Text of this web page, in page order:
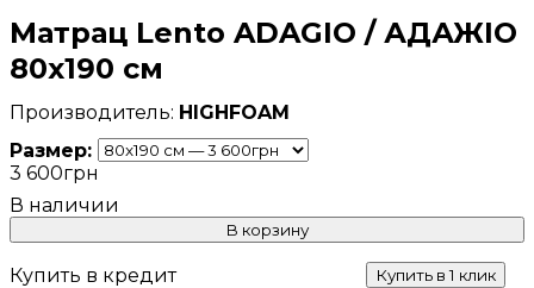
Матрац Lento ADAGIO / АДАЖІО
80x190 см
HIGHFOAM
Размер:
3 600грн
В корзину
Купить в кредит Купить в 1 клик